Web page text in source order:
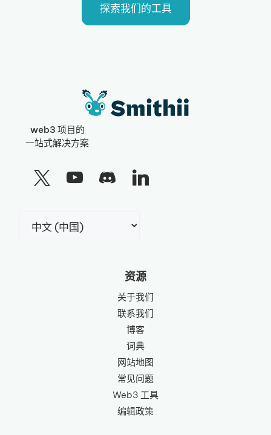
探索我们的工具
web3 项目的
一站式解决方案
资源
关于我们
联系我们
博客
词典
网站地图
常见问题
Web3 工具
编辑政策